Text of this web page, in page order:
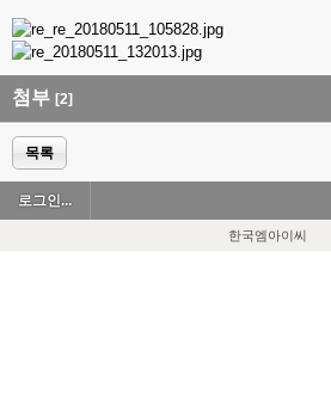
첨부 [2]
목록
로그인...
한국엠아이씨